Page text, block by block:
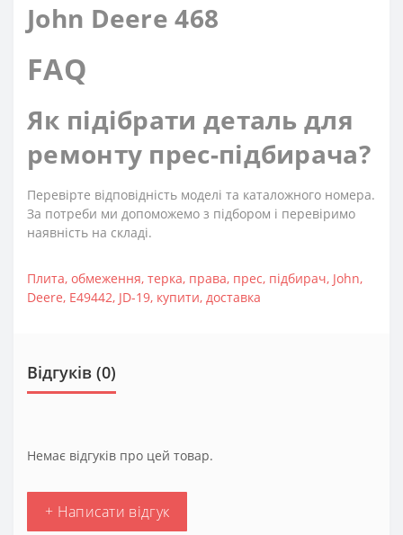
John Deere 468
FAQ
Як підібрати деталь для
ремонту прес-підбирача?
Перевірте відповідність моделі та каталожного номера.
За потреби ми допоможемо з підбором і перевіримо
наявність на складі.
Плита, обмеження, терка, права, прес, підбирач, John,
Deere, E49442, JD-19, купити, доставка
Відгуків (0)
Немає відгуків про цей товар.
+ Написати відгук